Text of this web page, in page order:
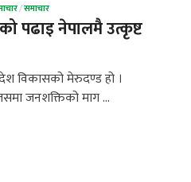
/समाचार
पढाइ नेपालमै उत्कृष्ट
विकासको मेरुदण्ड हो ।
जनशक्तिको माग …